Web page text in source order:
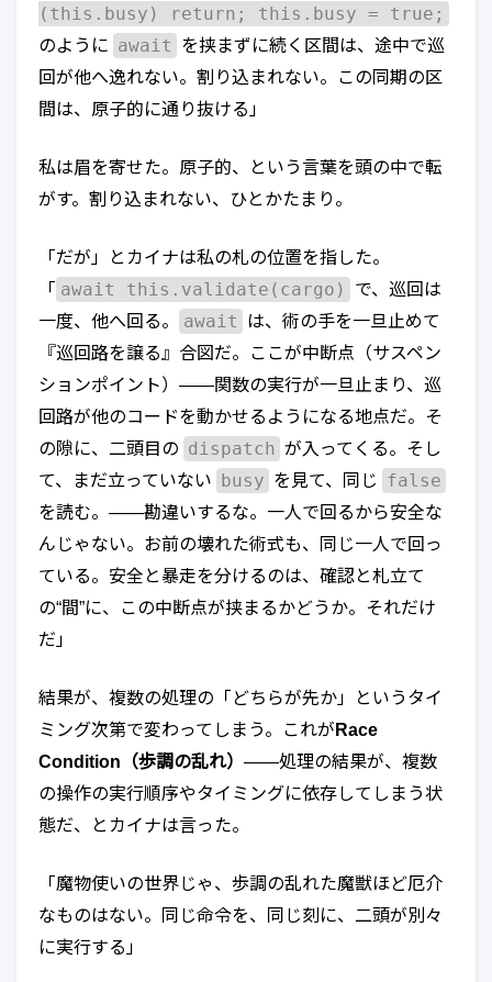
(this.busy) return; this.busy = true;
のように await
を挟まずに続く区間は、途中で巡
回が他へ逸れない。割り込まれない。この同期の区
間は、原子的に通り抜ける」
私は眉を寄せた。原子的、という言葉を頭の中で転
がす。割り込まれない、ひとかたまり。
「だが」とカイナは私の札の位置を指した。
「 await this.validate(cargo)
で、巡回は
一度、他へ回る。
await
は、術の手を一旦止めて
『巡回路を譲る』合図だ。ここが中断点（サスペン
ションポイント）——関数の実行が一旦止まり、巡
回路が他のコードを動かせるようになる地点だ。そ
の隙に、二頭目の dispatch が入ってくる。そし
て、まだ立っていない busy を見て、同じ false
を読む。——勘違いするな。一人で回るから安全な
んじゃない。お前の壊れた術式も、同じ一人で回っ
ている。安全と暴走を分けるのは、確認と札立て
の“間”に、この中断点が挟まるかどうか。それだけ
だ」
結果が、複数の処理の「どちらが先か」というタイ
ミング次第で変わってしまう。これが Race
Condition（歩調の乱れ） ——処理の結果が、複数
の操作の実行順序やタイミングに依存してしまう状
態だ、とカイナは言った。
「魔物使いの世界じゃ、歩調の乱れた魔獣ほど厄介
なものはない。同じ命令を、同じ刻に、二頭が別々
に実行する」